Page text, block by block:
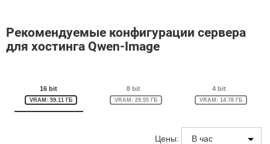
Рекомендуемые конфигурации сервера
для хостинга Qwen-Image
16 bit
VRAM: 59.11 ГБ
8 bit
VRAM: 29.55 ГБ
4 bit
VRAM: 14.78 ГБ
Цены: